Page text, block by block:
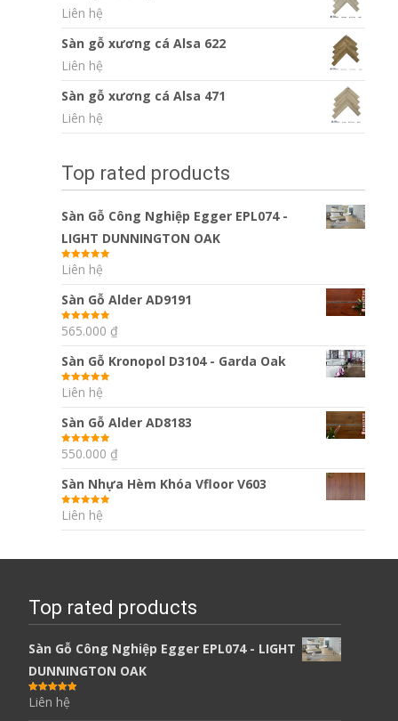
Liên hệ
Sàn gỗ xương cá Alsa 622
Liên hệ
Sàn gỗ xương cá Alsa 471
Liên hệ
Top rated products
Sàn Gỗ Công Nghiệp Egger EPL074 -
LIGHT DUNNINGTON OAK
Được xếp
hạng 5.00 5
sao
Liên hệ
Sàn Gỗ Alder AD9191
Được xếp
hạng5.005
sao
565.000 ₫
Sàn Gỗ Kronopol D3104 - Garda Oak
Được xếp
hạng 5.00 5
sao
Liên hệ
Sàn Gỗ Alder AD8183
Được xếp
hạng5.005
sao
550.000 ₫
Sàn Nhựa Hèm Khóa Vfloor V603
Được xếp
hạng 5.00 5
sao
Liên hệ
Top rated products
Sàn Gỗ Công Nghiệp Egger EPL074 - LIGHT
DUNNINGTON OAK
Được xếp
hạng 5.00 5
Liên hệ